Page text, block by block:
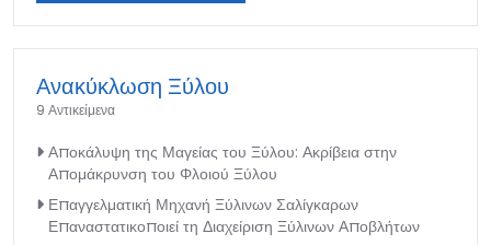
Ανακύκλωση Ξύλου
9 Αντικείμενα
Αποκάλυψη της Μαγείας του Ξύλου: Ακρίβεια στην
Απομάκρυνση του Φλοιού Ξύλου
Επαγγελματική Μηχανή Ξύλινων Σαλίγκαρων
Επαναστατικοποιεί τη Διαχείριση Ξύλινων Αποβλήτων